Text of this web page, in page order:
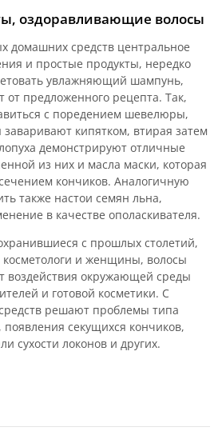
оздоравливающие волосы
домашних средств центральное
и простые продукты, нередко
увлажняющий шампунь,
от предложенного рецепта. Так,
с поредением шевелюры,
заваривают кипятком, втирая затем
демонстрируют отличные
из них и масла маски, которая
кончиков. Аналогичную
также настои семян льна,
в качестве ополаскивателя.
с прошлых столетий,
косметологи и женщины, волосы
воздействия окружающей среды
и готовой косметики. С
решают проблемы типа
появления секущихся кончиков,
сухости локонов и других.